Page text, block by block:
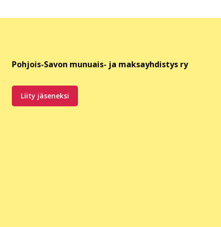
Pohjois-Savon munuais- ja maksayhdistys ry
Liity jäseneksi